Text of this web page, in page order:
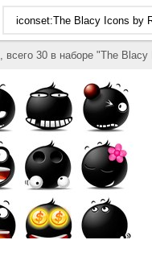
всего 30 в наборе "The